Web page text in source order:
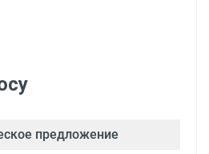
предложение